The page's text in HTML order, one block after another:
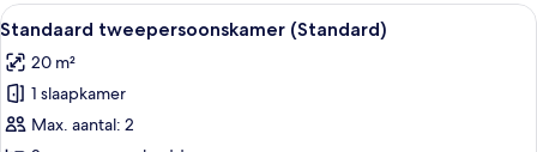
Alle
foto's
voor
Standaard
tweepersoonskamer
Een hotelkamer met twee bedden,
5
Standaard tweepersoonskamer (Standard)
20 m²
1 slaapkamer
Max. aantal: 2